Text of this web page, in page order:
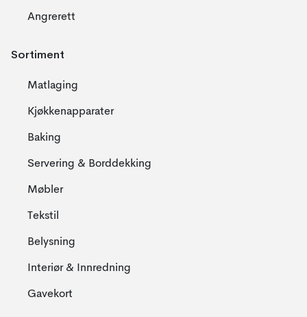
Angrerett
Sortiment
Matlaging
Kjøkkenapparater
Baking
Servering & Borddekking
Møbler
Tekstil
Belysning
Interiør & Innredning
Gavekort